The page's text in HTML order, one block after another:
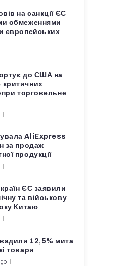
на санкції ЄС
обмеженнями
європейських
до США на
торговельне
AliExpress
за продаж
продукції
ЄС заявили
та військову
Китаю
12,5% мита
товари